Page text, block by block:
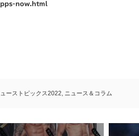
now.html
ーストピックス2022, ニュース＆コラム